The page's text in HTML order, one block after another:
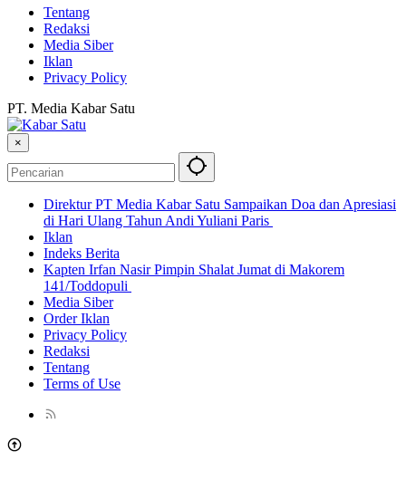
Tentang
Redaksi
Media Siber
Iklan
Privacy Policy
PT. Media Kabar Satu
×
Direktur PT Media Kabar Satu Sampaikan Doa dan Apresiasi
di Hari Ulang Tahun Andi Yuliani Paris
Iklan
Indeks Berita
Kapten Irfan Nasir Pimpin Shalat Jumat di Makorem
141/Toddopuli
Media Siber
Order Iklan
Privacy Policy
Redaksi
Tentang
Terms of Use